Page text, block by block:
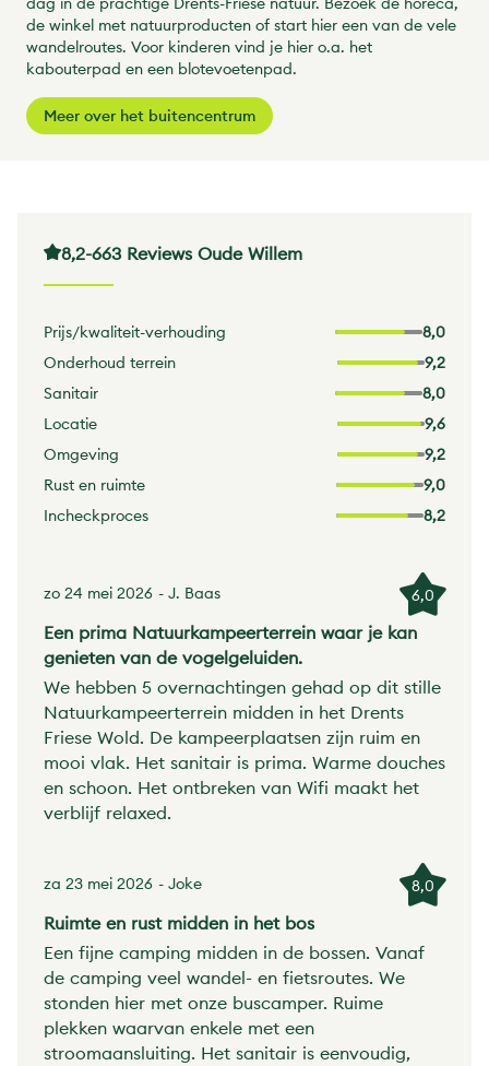
de winkel met natuurproducten of start hier een van de vele
wandelroutes. Voor kinderen vind je hier o.a. het
kabouterpad en een blotevoetenpad.
Meer over het buitencentrum
8,2-663 Reviews Oude Willem
Prijs/kwaliteit-verhouding
8,0
Onderhoud terrein
9,2
Sanitair
8,0
Locatie
9,6
Omgeving
9,2
Rust en ruimte
9,0
Incheckproces
8,2
zo 24 mei 2026 - J. Baas 6,0
Een prima Natuurkampeerterrein waar je kan
genieten van de vogelgeluiden.
We hebben 5 overnachtingen gehad op dit stille
Natuurkampeerterrein midden in het Drents
Friese Wold. De kampeerplaatsen zijn ruim en
mooi vlak. Het sanitair is prima. Warme douches
en schoon. Het ontbreken van Wifi maakt het
verblijf relaxed.
za 23 mei 2026 - Joke 8,0
Ruimte en rust midden in het bos
Een fijne camping midden in de bossen. Vanaf
de camping veel wandel- en fietsroutes. We
stonden hier met onze buscamper. Ruime
plekken waarvan enkele met een
stroomaansluiting. Het sanitair is eenvoudig,